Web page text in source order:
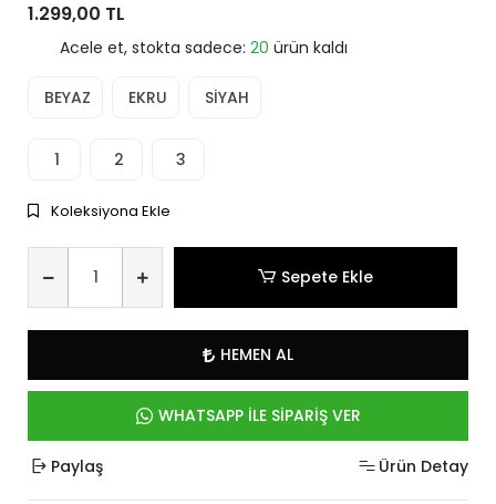
1.299,00 TL
Acele et, stokta sadece: 20 ürün kaldı
BEYAZ EKRU SİYAH
1 2 3
Koleksiyona Ekle
Sepete Ekle
HEMEN AL
WHATSAPP İLE SİPARİŞ VER
Paylaş Ürün Detay